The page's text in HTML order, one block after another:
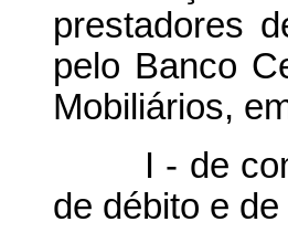
prestadores
pelo Banco
Mobiliários,
I - de
de débito e